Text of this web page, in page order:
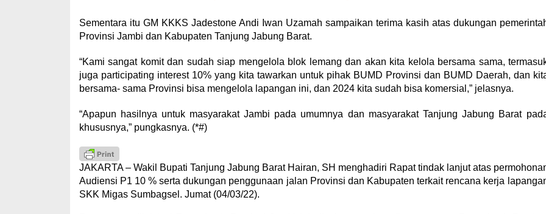
Sementara itu GM KKKS Jadestone Andi Iwan Uzamah sampaikan terima kasih atas dukungan
Provinsi Jambi dan Kabupaten Tanjung Jabung Barat.
“Kami sangat komit dan sudah siap mengelola blok lemang dan akan kita kelola bersama sama,
juga participating interest 10% yang kita tawarkan untuk pihak BUMD Provinsi dan BUMD Daerah, dan
bersama- sama Provinsi bisa mengelola lapangan ini, dan 2024 kita sudah bisa komersial,” jelasnya.
“Apapun hasilnya untuk masyarakat Jambi pada umumnya dan masyarakat Tanjung Jabung Barat
khususnya,” pungkasnya. (*#)
JAKARTA – Wakil Bupati Tanjung Jabung Barat Hairan, SH menghadiri Rapat tindak lanjut atas
Audiensi P1 10 % serta dukungan penggunaan jalan Provinsi dan Kabupaten terkait rencana kerja
SKK Migas Sumbagsel. Jumat (04/03/22).